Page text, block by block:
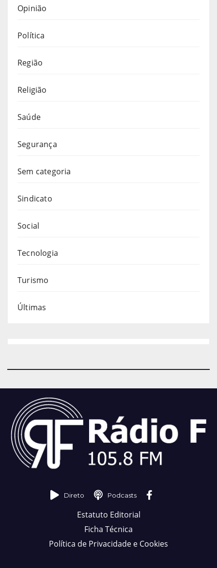
Opinião
Política
Região
Religião
Saúde
Segurança
Sem categoria
Sindicato
Social
Tecnologia
Turismo
Últimas
Direto Podcasts
Estatuto Editorial
Ficha Técnica
Política de Privacidade e Cookies